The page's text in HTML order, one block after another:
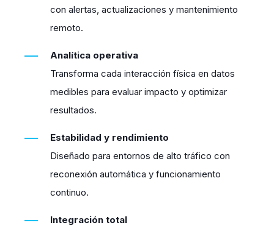
con alertas, actualizaciones y mantenimiento
remoto.
Analítica operativa
Transforma cada interacción física en datos
medibles para evaluar impacto y optimizar
resultados.
Estabilidad y rendimiento
Diseñado para entornos de alto tráfico con
reconexión automática y funcionamiento
continuo.
Integración total